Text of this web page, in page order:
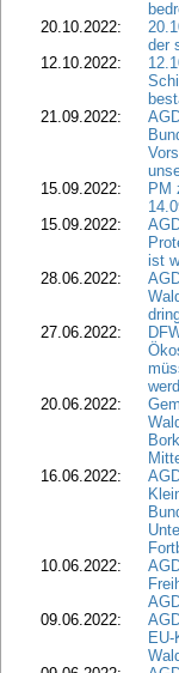
20.10.2022:
der
12.10.2022:
21.09.2022:
15.09.2022:
PM
15.09.2022:
ist
28.06.2022:
27.06.2022:
20.06.2022:
16.06.2022:
10.06.2022:
09.06.2022: